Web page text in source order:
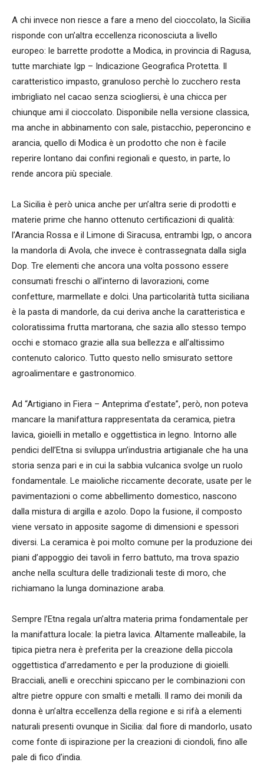
A chi invece non riesce a fare a meno del cioccolato, la Sicilia
risponde con un’altra eccellenza riconosciuta a livello
europeo: le barrette prodotte a Modica, in provincia di Ragusa,
tutte marchiate Igp – Indicazione Geografica Protetta. Il
caratteristico impasto, granuloso perchè lo zucchero resta
imbrigliato nel cacao senza sciogliersi, è una chicca per
chiunque ami il cioccolato. Disponibile nella versione classica,
ma anche in abbinamento con sale, pistacchio, peperoncino e
arancia, quello di Modica è un prodotto che non è facile
reperire lontano dai confini regionali e questo, in parte, lo
rende ancora più speciale.
La Sicilia è però unica anche per un’altra serie di prodotti e
materie prime che hanno ottenuto certificazioni di qualità:
l’Arancia Rossa e il Limone di Siracusa, entrambi Igp, o ancora
la mandorla di Avola, che invece è contrassegnata dalla sigla
Dop. Tre elementi che ancora una volta possono essere
consumati freschi o all’interno di lavorazioni, come
confetture, marmellate e dolci. Una particolarità tutta siciliana
è la pasta di mandorle, da cui deriva anche la caratteristica e
coloratissima frutta martorana, che sazia allo stesso tempo
occhi e stomaco grazie alla sua bellezza e all’altissimo
contenuto calorico. Tutto questo nello smisurato settore
agroalimentare e gastronomico.
Ad “Artigiano in Fiera – Anteprima d’estate”, però, non poteva
mancare la manifattura rappresentata da ceramica, pietra
lavica, gioielli in metallo e oggettistica in legno. Intorno alle
pendici dell’Etna si sviluppa un’industria artigianale che ha una
storia senza pari e in cui la sabbia vulcanica svolge un ruolo
fondamentale. Le maioliche riccamente decorate, usate per le
pavimentazioni o come abbellimento domestico, nascono
dalla mistura di argilla e azolo. Dopo la fusione, il composto
viene versato in apposite sagome di dimensioni e spessori
diversi. La ceramica è poi molto comune per la produzione dei
piani d’appoggio dei tavoli in ferro battuto, ma trova spazio
anche nella scultura delle tradizionali teste di moro, che
richiamano la lunga dominazione araba.
Sempre l’Etna regala un’altra materia prima fondamentale per
la manifattura locale: la pietra lavica. Altamente malleabile, la
tipica pietra nera è preferita per la creazione della piccola
oggettistica d’arredamento e per la produzione di gioielli.
Bracciali, anelli e orecchini spiccano per le combinazioni con
altre pietre oppure con smalti e metalli. Il ramo dei monili da
donna è un’altra eccellenza della regione e si rifà a elementi
naturali presenti ovunque in Sicilia: dal fiore di mandorlo, usato
come fonte di ispirazione per la creazioni di ciondoli, fino alle
pale di fico d’india.